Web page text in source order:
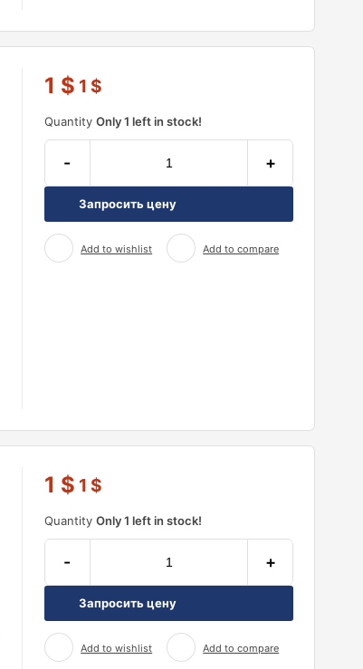
1 $ 1 $
QuantityOnly 1 left in stock!
- +
Запросить цену
Add to wishlist Add to compare
1 $ 1 $
QuantityOnly 1 left in stock!
- +
Запросить цену
Add to wishlist Add to compare